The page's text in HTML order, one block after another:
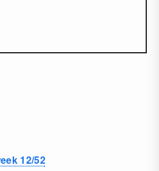
12/52